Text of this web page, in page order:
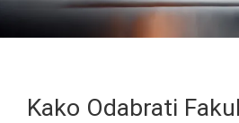
Kako Odabrati